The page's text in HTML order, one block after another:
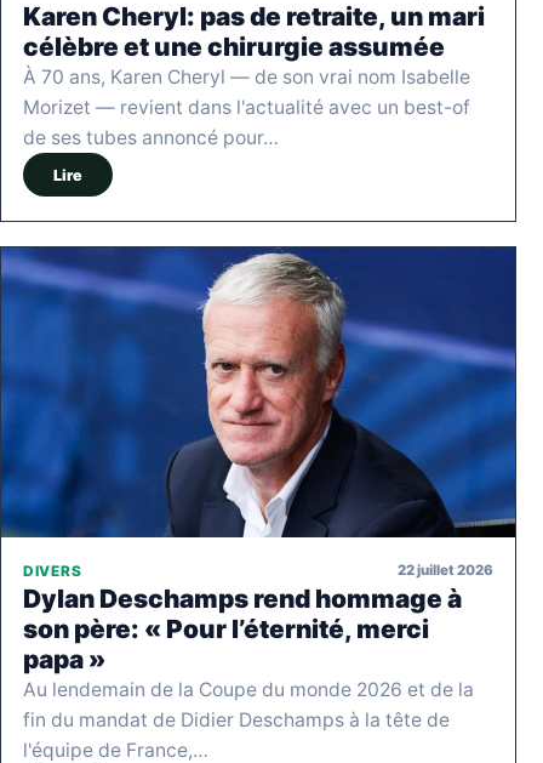
Karen Cheryl: pas de retraite, un mari
célèbre et une chirurgie assumée
À 70 ans, Karen Cheryl — de son vrai nom Isabelle
Morizet — revient dans l'actualité avec un best-of
de ses tubes annoncé pour…
Lire
DIVERS 22 juillet 2026
Dylan Deschamps rend hommage à
son père: « Pour l’éternité, merci
papa »
Au lendemain de la Coupe du monde 2026 et de la
fin du mandat de Didier Deschamps à la tête de
l'équipe de France,…